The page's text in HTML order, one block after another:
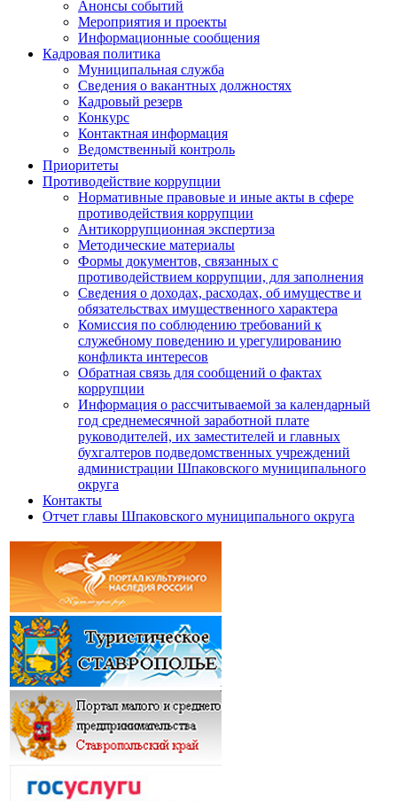
Анонсы событий
Мероприятия и проекты
Информационные сообщения
Кадровая политика
Муниципальная служба
Сведения о вакантных должностях
Кадровый резерв
Конкурс
Контактная информация
Ведомственный контроль
Приоритеты
Противодействие коррупции
Нормативные правовые и иные акты в сфере
противодействия коррупции
Антикоррупционная экспертиза
Методические материалы
Формы документов, связанных с
противодействием коррупции, для заполнения
Сведения о доходах, расходах, об имуществе и
обязательствах имущественного характера
Комиссия по соблюдению требований к
служебному поведению и урегулированию
конфликта интересов
Обратная связь для сообщений о фактах
коррупции
Информация о рассчитываемой за календарный
год среднемесячной заработной плате
руководителей, их заместителей и главных
бухгалтеров подведомственных учреждений
администрации Шпаковского муниципального
округа
Контакты
Отчет главы Шпаковского муниципального округа